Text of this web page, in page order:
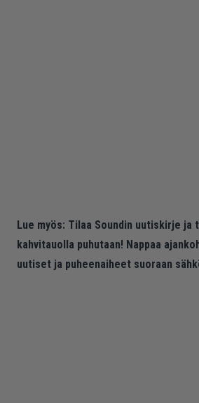
Lue myös: Tilaa Soundin uutiskirje ja
kahvitauolla puhutaan! Nappaa
uutiset ja puheenaiheet suoraan